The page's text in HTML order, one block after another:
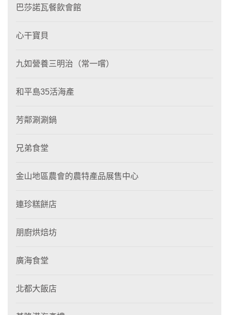
巴莎諾瓦餐飲會館
心干寶貝
九如營養三明治（常一嚐）
和平島35活海產
芳鄰涮涮鍋
兄弟食堂
金山地區農會的農特產品展售中心
連珍糕餅店
朋廚烘焙坊
廣海食堂
北都大飯店